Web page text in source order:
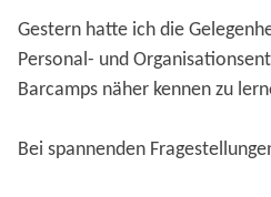
Gestern hatte ich die
Personal- und
Barcamps näher kennen zu
Bei spannenden